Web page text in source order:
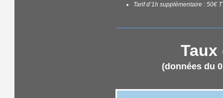
Tarif d’1h supplémentaire : 50€
Taux
(données du